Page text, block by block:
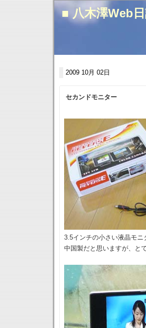
■ 八木澤Web
2009 10月 02日
セカンドモニター
3.5インチの小さい液晶モニ
中国製だと思いますが、と